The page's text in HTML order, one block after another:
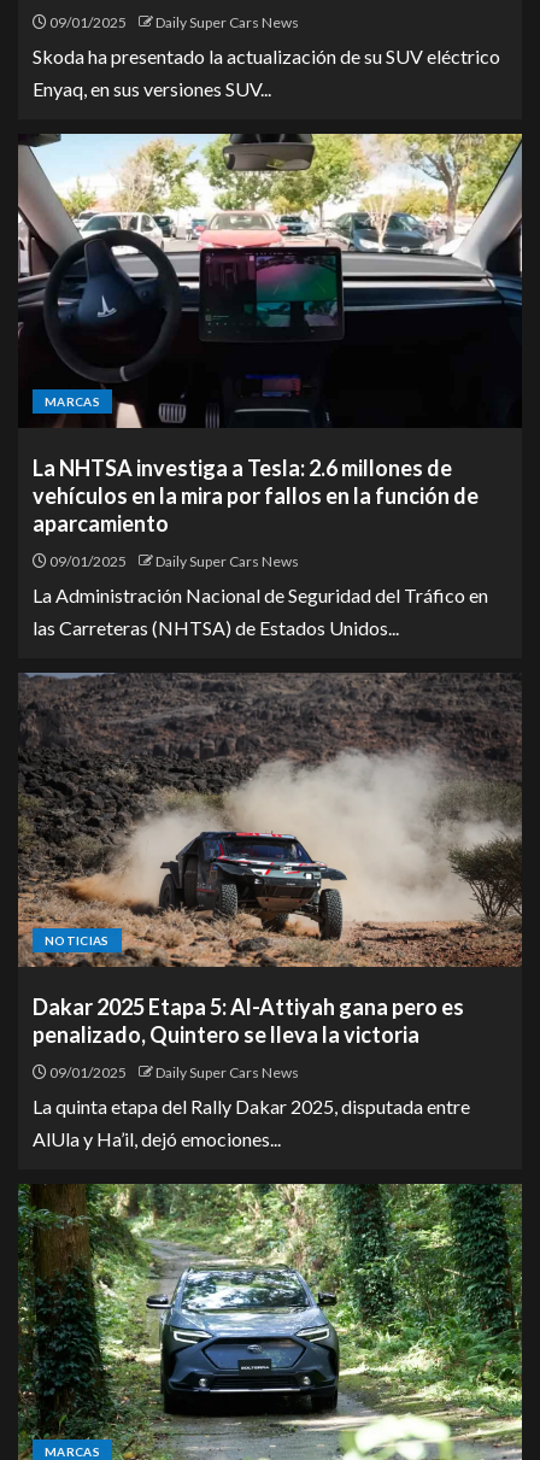
09/01/2025 Daily Super Cars News
Skoda ha presentado la actualización de su SUV eléctrico
Enyaq, en sus versiones SUV...
MARCAS
La NHTSA investiga a Tesla: 2.6 millones de
vehículos en la mira por fallos en la función de
aparcamiento
09/01/2025 Daily Super Cars News
La Administración Nacional de Seguridad del Tráfico en
las Carreteras (NHTSA) de Estados Unidos...
NOTICIAS
Dakar 2025 Etapa 5: Al-Attiyah gana pero es
penalizado, Quintero se lleva la victoria
09/01/2025 Daily Super Cars News
La quinta etapa del Rally Dakar 2025, disputada entre
AlUla y Ha’il, dejó emociones...
MARCAS